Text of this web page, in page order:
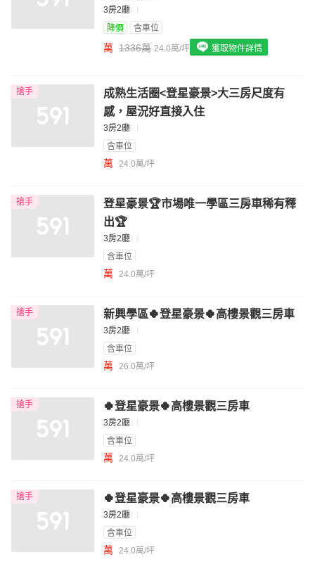
我想找廁所開窗的物件
我想找具垃圾處理的物件
3房2廳
降價
含車位
萬 1336萬 24.0萬/坪 獲取物件詳情
搶手
成熟生活圈<登星豪景>大三房尺度有
感，屋況好直接入住
3房2廳
含車位
萬 24.0萬/坪
搶手
登星豪景🏆市場唯一學區三房車稀有釋
出🏆
3房2廳
含車位
萬 24.0萬/坪
搶手 新興學區🍀登星豪景🍀高樓景觀三房車
3房2廳
含車位
萬 26.0萬/坪
搶手 🍀登星豪景🍀高樓景觀三房車
3房2廳
含車位
萬 24.0萬/坪
搶手 🍀登星豪景🍀高樓景觀三房車
3房2廳
含車位
萬 24.0萬/坪